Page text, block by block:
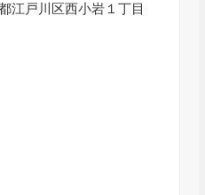
江戸川区西小岩１丁目